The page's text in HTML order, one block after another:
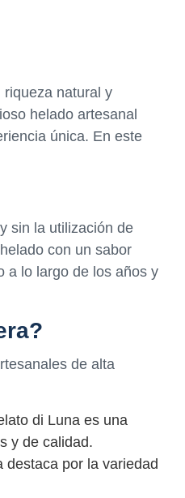
natural y
helado artesanal
única. En este
sin la utilización de
con un sabor
a lo largo de los años y
de alta
di Luna es una
y de calidad.
destaca por la variedad